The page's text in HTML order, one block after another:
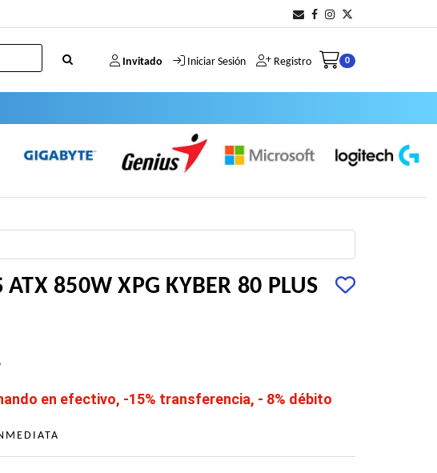
Invitado Iniciar Sesión Registro 0
ATX 850W XPG KYBER 80 PLUS
en efectivo, -15% transferencia, - 8% débito